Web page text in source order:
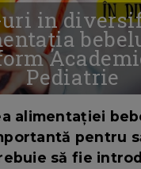
uri in
Pediatrie
alimentației
pentru
să fie